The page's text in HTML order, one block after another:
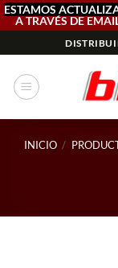
ESTAMOS
A TRAVÉS DE
al
contenido
INICIO /